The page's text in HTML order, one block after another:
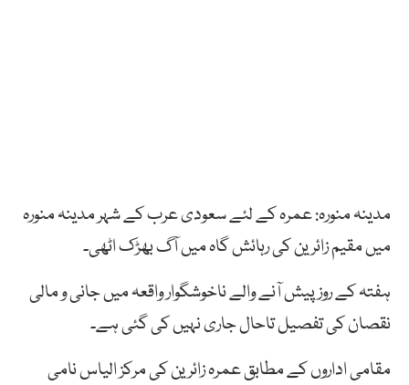
مدینہ منورہ: عمرہ کے لئے سعودی عرب کے شہر مدینہ منورہ
میں مقیم زائرین کی رہائش گاہ میں آگ بھڑک اٹھی۔
ہفتہ کے روز پیش آنے والے ناخوشگوار واقعہ میں جانی و مالی
نقصان کی تفصیل تاحال جاری نہیں کی گئی ہے۔
مقامی اداروں کے مطابق عمرہ زائرین کی مرکز الیاس نامی